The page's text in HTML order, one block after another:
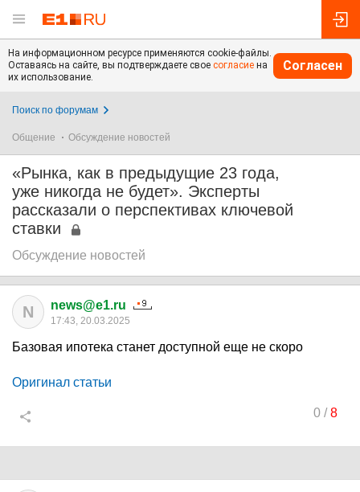
На информационном ресурсе применяются cookie-файлы.
Оставаясь на сайте, вы подтверждаете свое согласие на
их использование.
Согласен
Поиск по форумам
Общение Обсуждение новостей
«Рынка, как в предыдущие 23 года,
уже никогда не будет». Эксперты
рассказали о перспективах ключевой
ставки
Обсуждение новостей
N news@e1.ru
17:43, 20.03.2025
Базовая ипотека станет доступной еще не скоро
Оригинал статьи
0/8